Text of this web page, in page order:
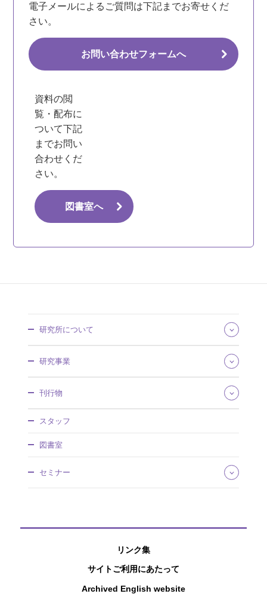
電子メールによるご質問は下記までお寄せくだ
さい。
お問い合わせフォームへ
資料の閲
覧・配布に
ついて下記
までお問い
合わせくだ
さい。
図書室へ
研究所について
組織・所掌
事業概要
沿革・歴史館
採用情報
調達情報
情報公開
社人研パンフレット
アクセスマップ
研究事業
将来推計人口・世帯数
社会保障費用統計
社会保障・人口問題基本調査
刊行物
調査研究報告資料
人口問題研究資料
所内研究報告
過去の刊行物
スタッフ
図書室
セミナー
リンク集
サイトご利用にあたって
Archived English website